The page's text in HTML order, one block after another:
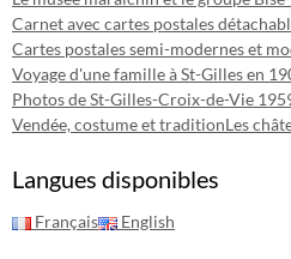
Carnet avec cartes postales
Cartes postales semi-modernes et
Voyage d'une famille à St-Gilles en
Photos de St-Gilles-Croix-de-Vie
Vendée, costume et traditionLes
Langues disponibles
Français English